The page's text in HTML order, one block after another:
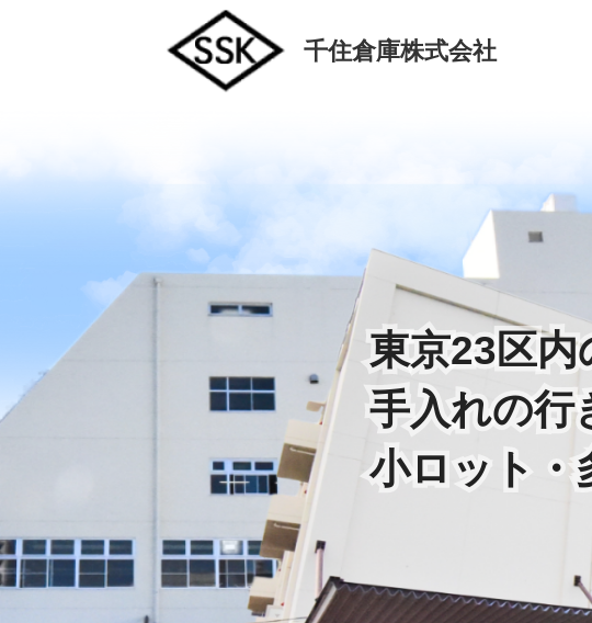
千住倉庫株式会社
東京23区内
手入れの行
小ロット・
東京23区内
手入れの行
小ロット・